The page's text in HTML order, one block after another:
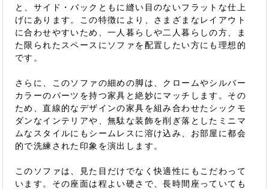
と、サイド・バックともに縫い目のないフラットな仕上
げにあります。この特徴により、さまざまなレイアウト
に合わせやすいため、一人暮らしや二人暮らしの方、ま
た限られたスペースにソファを配置したい方にも理想的
です。
さらに、このソファの細めの脚は、クロームやシルバー
カラーのパーツを持つ家具と絶妙にマッチします。その
ため、直線的なデザインの家具を組み合わせたシックモ
ダンなインテリアや、無駄な装飾を削ぎ落としたミニマ
ムなスタイルにもシームレスに溶け込み、お部屋に都会
的で洗練された印象を演出します。
このソファは、見た目だけでなく快適性にもこだわって
います。その座面は程よい硬さで、長時間座っていても